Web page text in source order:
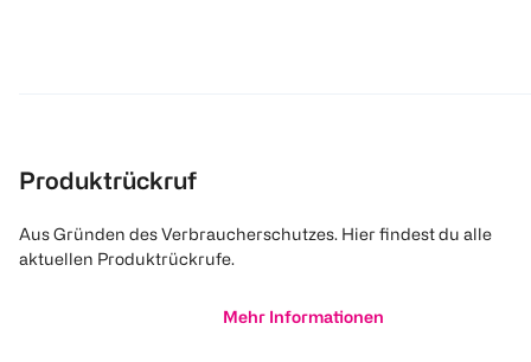
Produktrückruf
Aus Gründen des Verbraucherschutzes. Hier findest du alle
aktuellen Produktrückrufe.
Mehr Informationen